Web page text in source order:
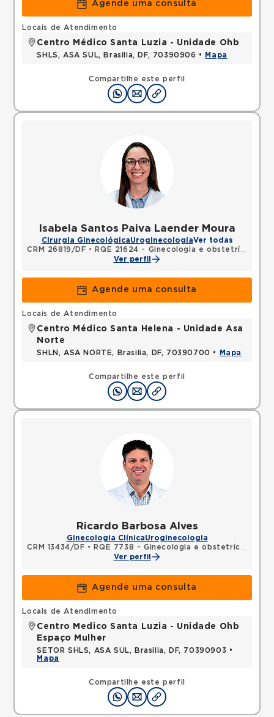
Agende uma consulta
Compartilhe este perfil
Locais de Atendimento
Centro Médico Santa Luzia - Unidade Ohb
SHLS, ASA SUL, Brasilia, DF, 70390906 • Mapa
Isabela Santos Paiva Laender Moura
Cirurgia GinecológicaUroginecologiaVer todas
CRM 26819/DF •
RQE 21624 - Ginecologia e obstetrícia
Ver perfil
Agende uma consulta
Compartilhe este perfil
Locais de Atendimento
Centro Médico Santa Helena - Unidade Asa
Norte
SHLN, ASA NORTE, Brasilia, DF, 70390700 • Mapa
Ricardo Barbosa Alves
Ginecologia ClínicaUroginecologia
CRM 13434/DF •
RQE 7738 - Ginecologia e obstetrícia
Ver perfil
Agende uma consulta
Compartilhe este perfil
Locais de Atendimento
Centro Medico Santa Luzia - Unidade Ohb
Espaço Mulher
SETOR SHLS, ASA SUL, Brasilia, DF, 70390903 •
Mapa